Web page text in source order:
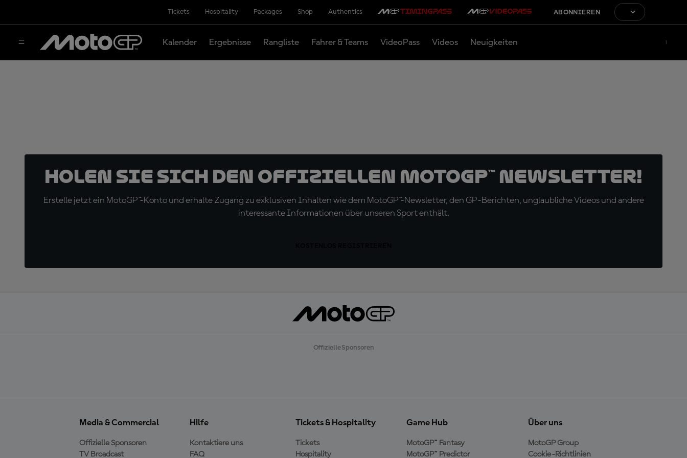
Tickets Hospitality Packages Shop Authentics ABONNIEREN
Kalender Ergebnisse Rangliste Fahrer & Teams VideoPass Videos Neuigkeiten
Holen Sie sich den offiziellen MotoGP™ Newsletter!
Erstelle jetzt ein MotoGP™-Konto und erhalte Zugang zu exklusiven Inhalten wie dem MotoGP™-Newsletter, den GP-Berichten, unglaubliche Videos und andere
interessante Informationen über unseren Sport enthält.
Offizielle Sponsoren
Media & Commercial
Offizielle Sponsoren
TV Broadcast
Hilfe
Kontaktiere uns
FAQ
Tickets & Hospitality
Tickets
Hospitality
Game Hub
MotoGP™ Fantasy
MotoGP™ Predictor
Über uns
MotoGP Group
Cookie-Richtlinien